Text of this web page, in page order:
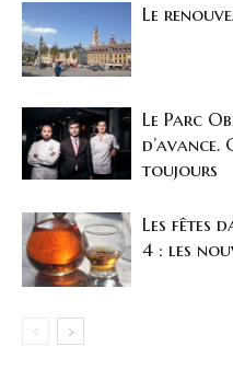
Le
Le Parc
d’avance.
toujours
Les fêtes
4 : les